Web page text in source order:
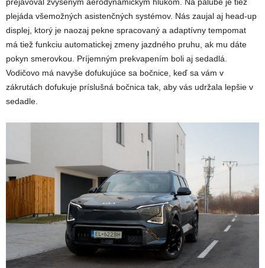
plejáda všemožných asistenčných systémov. Nás zaujal aj head-up
displej, ktorý je naozaj pekne spracovaný a adaptívny tempomat
má tiež funkciu automatickej zmeny jazdného pruhu, ak mu dáte
pokyn smerovkou. Príjemným prekvapením boli aj sedadlá.
Vodičovo má navyše dofukujúce sa bočnice, keď sa vám v
zákrutách dofukuje príslušná bočnica tak, aby vás udržala lepšie v
sedadle.